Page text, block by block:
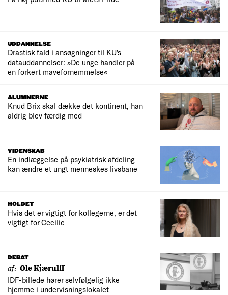
UDDANNELSE
Drastisk fald i ansøgninger til KU's
datauddannelser: »De unge handler på
en forkert mavefornemmelse«
ALUMNERNE
Knud Brix skal dække det kontinent, han
aldrig blev færdig med
VIDENSKAB
En indlæggelse på psykiatrisk afdeling
kan ændre et ungt menneskes livsbane
HOLDET
Hvis det er vigtigt for kollegerne, er det
vigtigt for Cecilie
DEBAT
af: Ole Kjærulff
IDF-billede hører selvfølgelig ikke
hjemme i undervisningslokalet